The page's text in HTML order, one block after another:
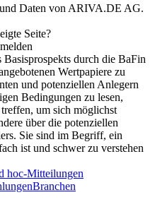
Daten von ARIVA.DE AG.
Seite?
durch die BaFin
Wertpapiere zu
und potenziellen Anlegern
Bedingungen zu lesen,
um sich möglichst
über die potenziellen
Sie sind im Begriff, ein
ist und schwer zu verstehen
hoc-Mitteilungen
Branchen